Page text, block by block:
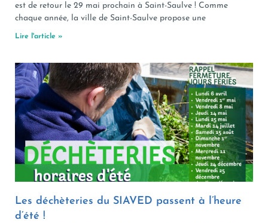
est de retour le 29 mai prochain à Saint-Saulve ! Comme
chaque année, la ville de Saint-Saulve propose une
Lire l'article »
Les déchèteries du SIAVED passent à l’heure
d’été !